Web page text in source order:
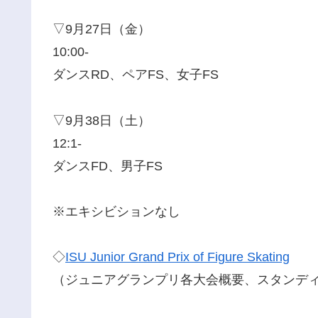
▽9月27日（金）
10:00-
ダンスRD、ペアFS、女子FS
▽9月38日（土）
12:1-
ダンスFD、男子FS
※エキシビションなし
◇ISU Junior Grand Prix of Figure Skating
（ジュニアグランプリ各大会概要、スタンデ